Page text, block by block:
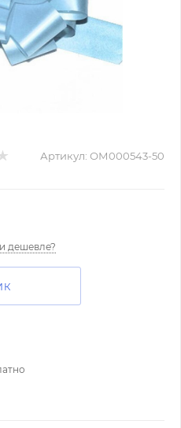
Артикул: ОМ000543-50
дешевле?